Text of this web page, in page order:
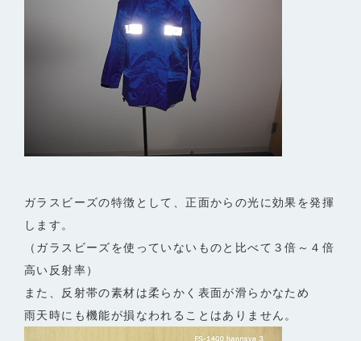
ガラスビーズの特徴として、正面からの光に効果を発揮
します。
（ガラスビーズを使っていないものと比べて３倍～４倍
高い反射率）
また、反射帯の素材は柔らかく表面が滑らかなため
雨天時にも機能が損なわれることはありません。